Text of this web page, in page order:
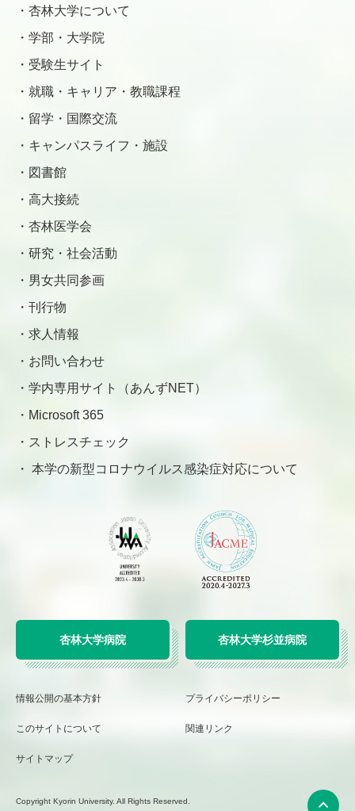
杏林大学について
学部・大学院
受験生サイト
就職・キャリア・教職課程
留学・国際交流
キャンパスライフ・施設
図書館
高大接続
杏林医学会
研究・社会活動
男女共同参画
刊行物
求人情報
お問い合わせ
学内専用サイト（あんずNET）
Microsoft 365
ストレスチェック
本学の新型コロナウイルス感染症対応について
杏林大学病院 杏林大学杉並病院
情報公開の基本方針 プライバシーポリシー
このサイトについて 関連リンク
サイトマップ
Copyright Kyorin University. All Rights Reserved.